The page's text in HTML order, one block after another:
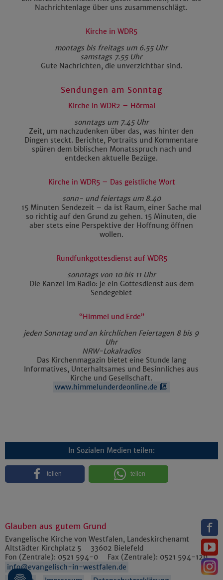
Nachrichtenlage über uns zusammenschlägt.
Kirche in WDR5
montags bis freitags um 6.55 Uhr
samstags 7.55 Uhr
Gute Nachrichten, die unverzichtbar sind.
Sendungen am Sonntag
Kirche in WDR2 – Hörmal
sonntags um 7.45 Uhr
Zeit, um nachzudenken über das, was hinter den
Dingen steckt. Berichte, Portraits und Kommentare
spüren dem biblischen Monatsspruch nach und
entdecken aktuelle Bezüge.
Kirche in WDR5 – Das geistliche Wort
sonn- und feiertags um 8.40
15 Minuten Sendezeit – da ist Raum, einer Sache mal
so richtig auf den Grund zu gehen. 15 Minuten, die
aber stets eine Perspektive der Hoffnung öffnen
wollen.
Rundfunkgottesdienst auf WDR5
sonntags von 10 bis 11 Uhr
Die Kanzel im Radio: je ein Gottesdienst aus dem
Sendegebiet
“Himmel und Erde”
jeden Sonntag und an kirchlichen Feiertagen 8 bis 9
Uhr
NRW-Lokalradios
Das Kirchenmagazin bietet eine Stunde lang
Informatives, Unterhaltsames und Besinnliches aus
Kirche und Gesellschaft.
www.himmelunderdeonline.de
In Sozialen Medien teilen:
teilen teilen
Glauben aus gutem Grund
Evangelische Kirche von Westfalen, Landeskirchenamt
Altstädter Kirchplatz 5
33602 Bielefeld
Fon (Zentrale): 0521 594-0 Fax (Zentrale): 0521 594-129
info@evangelisch-in-westfalen.de